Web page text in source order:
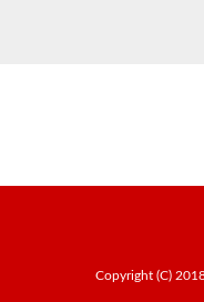
Copyright (C)